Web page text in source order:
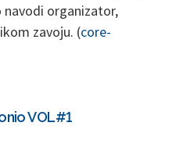
navodi organizator,
zavoju. (core-
VOL#1